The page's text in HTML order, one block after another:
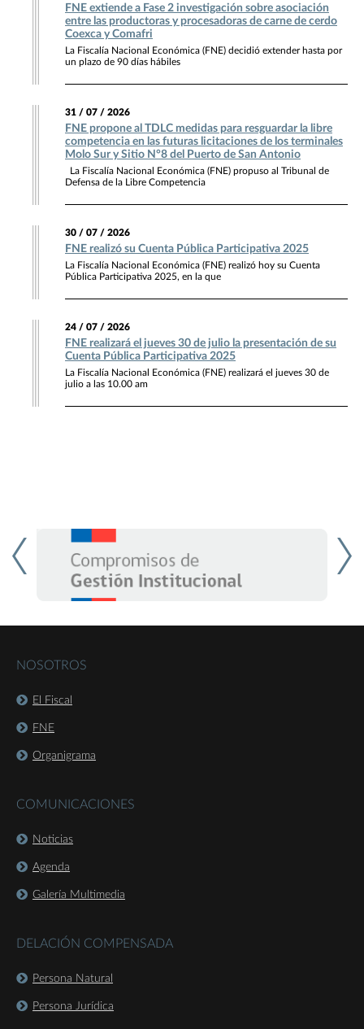
FNE extiende a Fase 2 investigación sobre asociación
entre las productoras y procesadoras de carne de cerdo
Coexca y Comafri
La Fiscalía Nacional Económica (FNE) decidió extender hasta por
un plazo de 90 días hábiles
31 / 07 / 2026
FNE propone al TDLC medidas para resguardar la libre
competencia en las futuras licitaciones de los terminales
Molo Sur y Sitio N°8 del Puerto de San Antonio
La Fiscalía Nacional Económica (FNE) propuso al Tribunal de
Defensa de la Libre Competencia
30 / 07 / 2026
FNE realizó su Cuenta Pública Participativa 2025
La Fiscalía Nacional Económica (FNE) realizó hoy su Cuenta
Pública Participativa 2025, en la que
24 / 07 / 2026
FNE realizará el jueves 30 de julio la presentación de su
Cuenta Pública Participativa 2025
La Fiscalía Nacional Económica (FNE) realizará el jueves 30 de
julio a las 10.00 am
NOSOTROS
El Fiscal
FNE
Organigrama
COMUNICACIONES
Noticias
Agenda
Galería Multimedia
DELACIÓN COMPENSADA
Persona Natural
Persona Jurídica